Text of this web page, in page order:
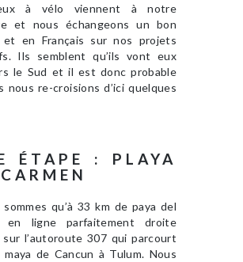
à vélo viennent à notre
et nous échangeons un bon
et en Français sur nos projets
Ils semblent qu’ils vont eux
le Sud et il est donc probable
nous re-croisions d’ici quelques
ÉTAPE : PLAYA
qu’à 33 km de paya del
en ligne parfaitement droite
l’autoroute 307 qui parcourt
maya de Cancun à Tulum. Nous